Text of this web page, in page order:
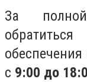
За
с 9:00 до